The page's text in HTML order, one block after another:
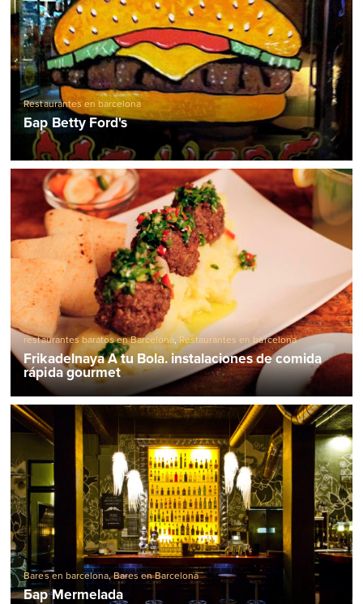
Restaurantes en barcelona
Бар Betty Ford's
restaurantes baratos en Barcelona,Restaurantes en barcelona
Frikadelnaya A tu Bola. instalaciones de comida
rápida gourmet
Bares en barcelona,Bares en Barcelona
Бар Mermelada